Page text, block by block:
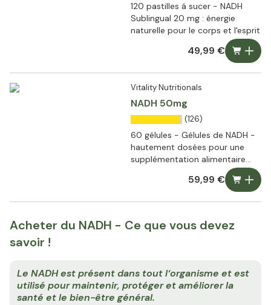
120 pastilles á sucer - NADH
Sublingual 20 mg : énergie
naturelle pour le corps et l'esprit
49,99 €
Vitality Nutritionals
NADH 50mg
(126)
60 gélules - Gélules de NADH -
hautement dosées pour une
supplémentation alimentaire
59,99 €
Acheter du NADH - Ce que vous devez
savoir !
Le NADH est présent dans tout l‘organisme et est
utilisé pour maintenir, protéger et améliorer la
santé et le bien-être général.